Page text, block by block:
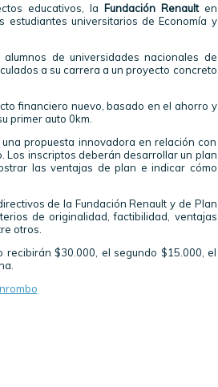
educativos, la Fundación Renaulten
estudiantes universitarios de Economía y
alumnos de universidades nacionales de
a su carrera a un proyecto concreto
financiero nuevo, basado en el ahorro y
primer auto 0km.
propuesta innovadora en relación con
Los inscriptos deberán desarrollar un plan
las ventajas de plan e indicar cómo
de la Fundación Renault y de Plan
de originalidad, factibilidad, ventajas
otros.
$30.000, el segundo $15.000, el